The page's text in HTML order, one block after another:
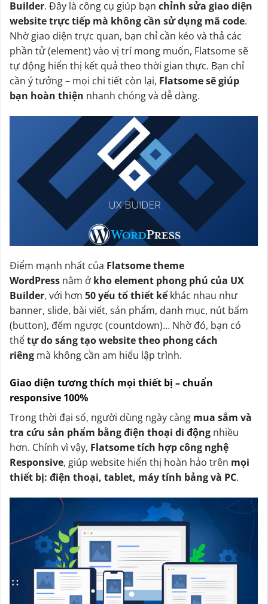
Builder. Đây là công cụ giúp bạn chỉnh sửa giao diện
website trực tiếp mà không cần sử dụng mã code.
Nhờ giao diện trực quan, bạn chỉ cần kéo và thả các
phần tử (element) vào vị trí mong muốn, Flatsome sẽ
tự động hiển thị kết quả theo thời gian thực. Bạn chỉ
cần ý tưởng – mọi chi tiết còn lại, Flatsome sẽ giúp
bạn hoàn thiện nhanh chóng và dễ dàng.
Điểm mạnh nhất của Flatsome theme
WordPress nằm ở kho element phong phú của UX
Builder, với hơn 50 yếu tố thiết kếkhác nhau như
banner, slide, bài viết, sản phẩm, danh mục, nút bấm
(button), đếm ngược (countdown)… Nhờ đó, bạn có
thểtự do sáng tạo website theo phong cách
riêng mà không cần am hiểu lập trình.
Giao diện tương thích mọi thiết bị – chuẩn
responsive 100%
Trong thời đại số, người dùng ngày càng mua sắm và
tra cứu sản phẩm bằng điện thoại di động nhiều
hơn. Chính vì vậy, Flatsome tích hợp công nghệ
Responsive, giúp website hiển thị hoàn hảo trên mọi
thiết bị: điện thoại, tablet, máy tính bảng và PC.